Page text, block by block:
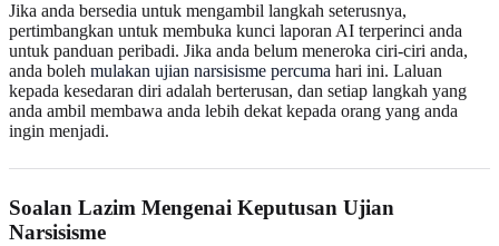
Jika anda bersedia untuk mengambil langkah seterusnya,
pertimbangkan untuk membuka kunci laporan AI terperinci anda
untuk panduan peribadi. Jika anda belum meneroka ciri-ciri anda,
anda boleh mulakan ujian narsisisme percuma hari ini. Laluan
kepada kesedaran diri adalah berterusan, dan setiap langkah yang
anda ambil membawa anda lebih dekat kepada orang yang anda
ingin menjadi.
Soalan Lazim Mengenai Keputusan Ujian
Narsisisme